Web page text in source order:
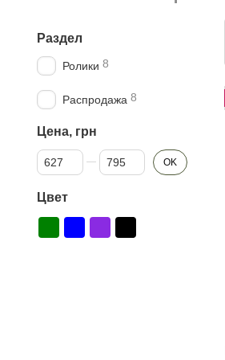
Раздел
Ролики 8
Распродажа 8
Цена, грн
От Цена, грн
До Цена, грн OK
Цвет